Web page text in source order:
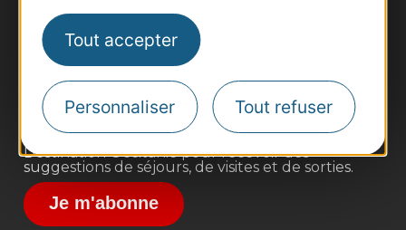
Tout accepter
Personnaliser Tout refuser
Pros d'Occitanie
Site presse et d'influence
Voyagistes
Destination Sport
Inscrivez-vous à la lettre d'information
Destination Occitanie pour recevoir des
suggestions de séjours, de visites et de sorties.
Je m'abonne